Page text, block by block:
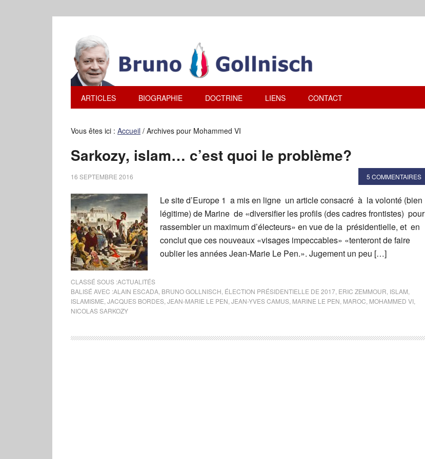
ARTICLES BIOGRAPHIE DOCTRINE LIENS CONTACT
Vous êtes ici : Accueil / Archives pour Mohammed VI
Sarkozy, islam… c’est quoi le problème?
16 SEPTEMBRE 2016 5 COMMENTAIRES
Le site d’Europe 1 a mis en ligne un article consacré à la volonté (bien
légitime) de Marine de «diversifier les profils (des cadres frontistes) pour
rassembler un maximum d’électeurs» en vue de la présidentielle, et en
conclut que ces nouveaux «visages impeccables» «tenteront de faire
oublier les années Jean-Marie Le Pen.». Jugement un peu […]
CLASSÉ SOUS :ACTUALITÉS
BALISÉ AVEC :ALAIN ESCADA BRUNO GOLLNISCH ÉLECTION PRÉSIDENTIELLE DE 2017 ERIC ZEMMOUR ISLAM
ISLAMISME JACQUES BORDES JEAN-MARIE LE PEN JEAN-YVES CAMUS MARINE LE PEN MAROC MOHAMMED VI
NICOLAS SARKOZY